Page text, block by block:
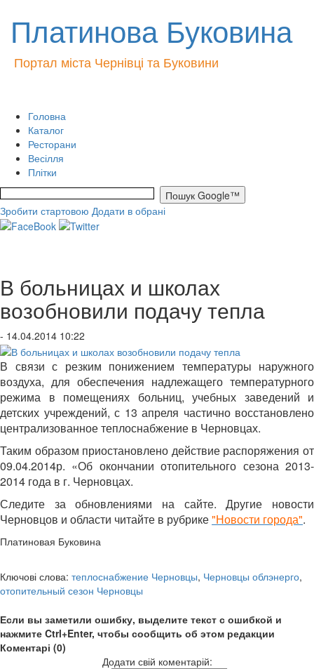
Платинова Буковина
Портал міста Чернівці та Буковини
Головна
Каталог
Ресторани
Весілля
Плітки
Зробити стартовою Додати в обрані
В больницах и школах
возобновили подачу тепла
- 14.04.2014 10:22
В связи с резким понижением температуры наружного
воздуха, для обеспечения надлежащего температурного
режима в помещениях больниц, учебных заведений и
детских учреждений, с 13 апреля частично восстановлено
централизованное теплоснабжение в Черновцах.
Таким образом приостановлено действие распоряжения от
09.04.2014р. «Об окончании отопительного сезона 2013-
2014 года в г. Черновцах.
Следите за обновлениями на сайте.
Другие новости
Черновцов и области читайте в рубрике"Новости города".
Платиновая Буковина
Ключові слова: теплоснабжение Черновцы, Черновцы облэнерго,
отопительный сезон Черновцы
Если вы заметили ошибку, выделите текст с ошибкой и
нажмите Ctrl+Enter, чтобы сообщить об этом редакции
Коментарі (0)
Додати свій коментарій: